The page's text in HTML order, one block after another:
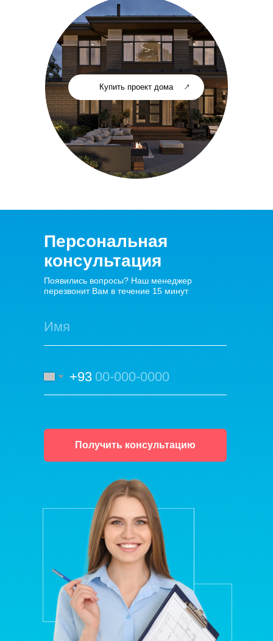
Купить проект дома
Персональная
консультация
Появились вопросы? Наш менеджер
перезвонит Вам в течение 15 минут
+93
Получить консультацию